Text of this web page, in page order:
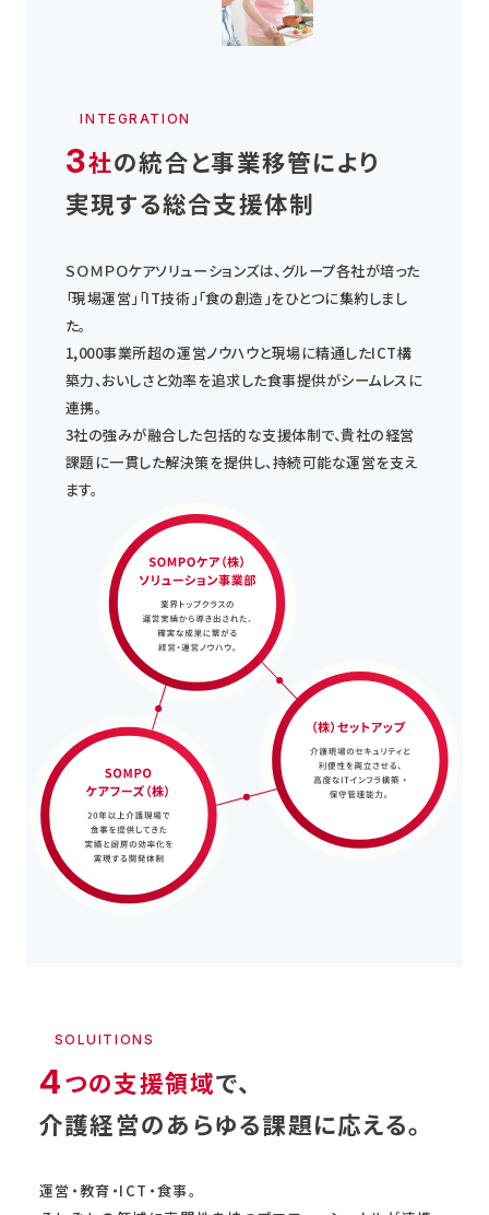
INTEGRATION
3社の統合と事業移管により
実現する総合支援体制
ＳＯＭＰＯケアソリューションズは、グループ各社が培った
「現場運営」「IT技術」「食の創造」をひとつに集約しまし
た。
1,000事業所超の運営ノウハウと現場に精通したICT構
築力、おいしさと効率を追求した食事提供がシームレスに
連携。
3社の強みが融合した包括的な支援体制で、貴社の経営
課題に一貫した解決策を提供し、持続可能な運営を支え
ます。
SOLUITIONS
4つの支援領域で、
介護経営のあらゆる課題に応える。
運営・教育・ICT・食事。